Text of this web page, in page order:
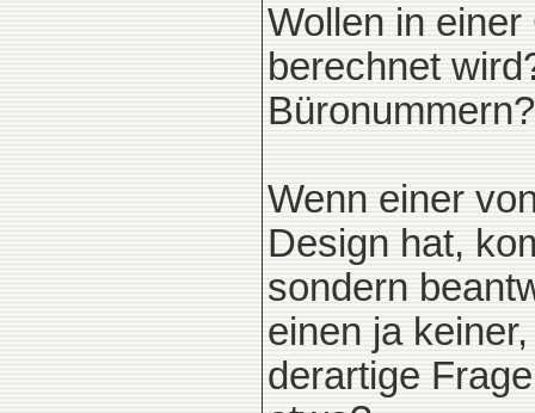
Wollen in
berechnet
Wenn einer
Design hat,
sondern
einen ja
derartige